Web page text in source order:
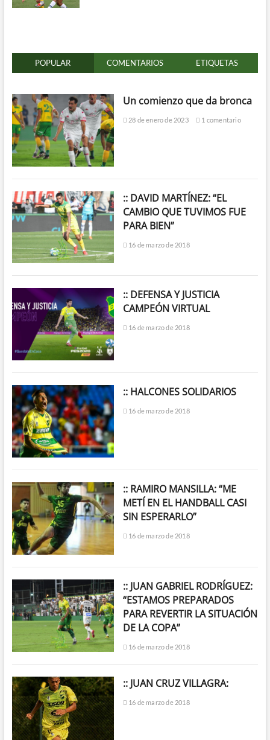
POPULAR COMENTARIOS ETIQUETAS
Un comienzo que da bronca
28 de enero de 2023 1 comentario
:: DAVID MARTÍNEZ: “EL
CAMBIO QUE TUVIMOS FUE
PARA BIEN”
16 de marzo de 2018
:: DEFENSA Y JUSTICIA
CAMPEÓN VIRTUAL
16 de marzo de 2018
:: HALCONES SOLIDARIOS
16 de marzo de 2018
:: RAMIRO MANSILLA: “ME
METÍ EN EL HANDBALL CASI
SIN ESPERARLO”
16 de marzo de 2018
:: JUAN GABRIEL RODRÍGUEZ:
“ESTAMOS PREPARADOS
PARA REVERTIR LA SITUACIÓN
DE LA COPA”
16 de marzo de 2018
:: JUAN CRUZ VILLAGRA:
16 de marzo de 2018